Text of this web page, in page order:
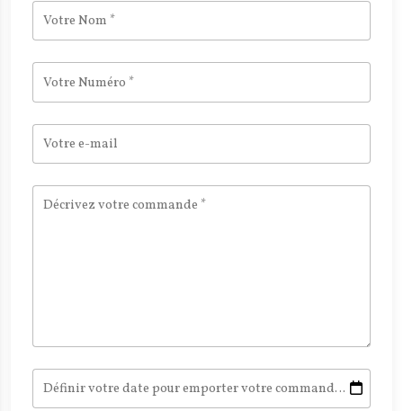
Votre Nom *
Votre Numéro *
Votre e-mail
Décrivez votre commande *
Définir votre date pour emporter votre commande ? *